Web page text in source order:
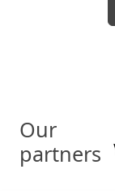
Our
partners